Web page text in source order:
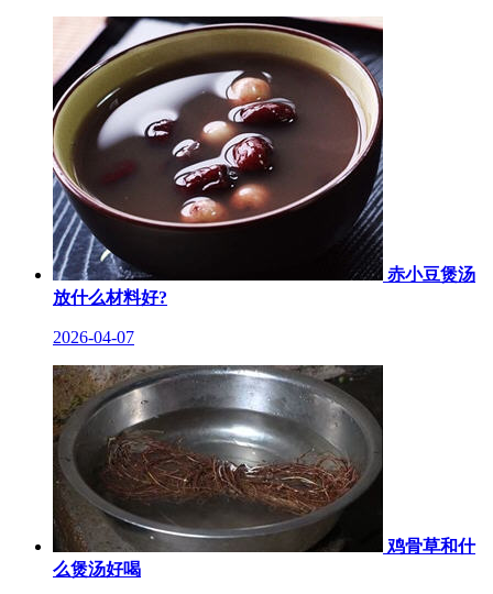
赤小豆煲汤
放什么材料好?
2026-04-07
鸡骨草和什
么煲汤好喝